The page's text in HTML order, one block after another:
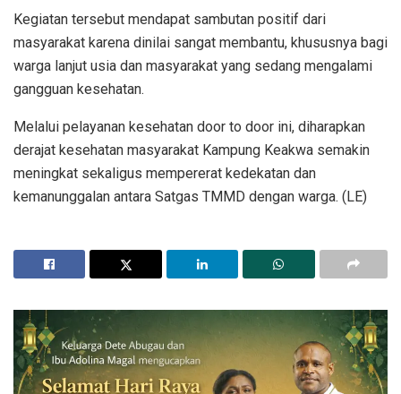
Kegiatan tersebut mendapat sambutan positif dari
masyarakat karena dinilai sangat membantu, khususnya bagi
warga lanjut usia dan masyarakat yang sedang mengalami
gangguan kesehatan.
Melalui pelayanan kesehatan door to door ini, diharapkan
derajat kesehatan masyarakat Kampung Keakwa semakin
meningkat sekaligus mempererat kedekatan dan
kemanunggalan antara Satgas TMMD dengan warga. (LE)